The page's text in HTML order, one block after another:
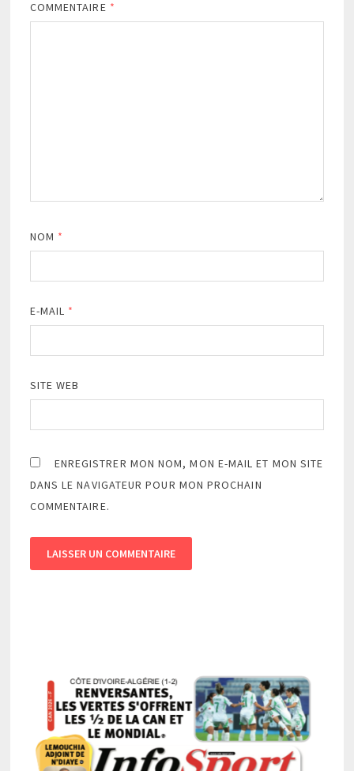
COMMENTAIRE *
NOM *
E-MAIL *
SITE WEB
ENREGISTRER MON NOM, MON E-MAIL ET MON SITE
DANS LE NAVIGATEUR POUR MON PROCHAIN
COMMENTAIRE.